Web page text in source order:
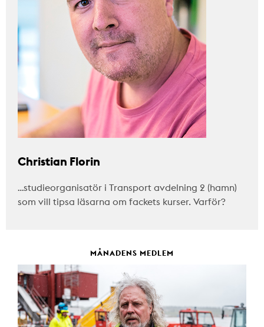
Christian Florin
…studieorganisatör i Transport avdelning 2 (hamn)
som vill tipsa läsarna om fackets kurser. Varför?
MÅNADENS MEDLEM